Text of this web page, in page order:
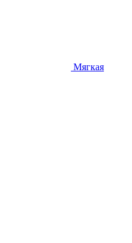
Мягкая